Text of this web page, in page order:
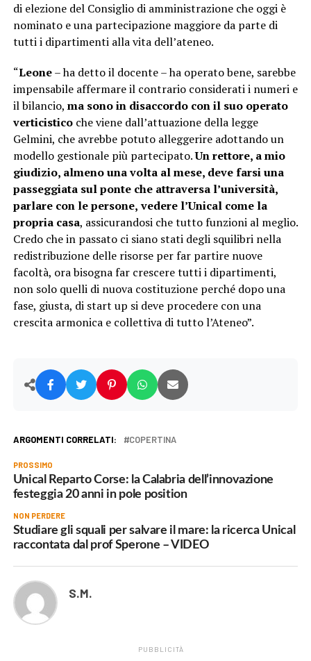
di elezione del Consiglio di amministrazione che oggi è
nominato e una partecipazione maggiore da parte di
tutti i dipartimenti alla vita dell’ateneo.
“Leone– ha detto il docente – ha operato bene, sarebbe
impensabile affermare il contrario considerati i numeri e
il bilancio, ma sono in disaccordo con il suo operato
verticisticoche viene dall’attuazione della legge
Gelmini, che avrebbe potuto alleggerire adottando un
modello gestionale più partecipato.Un rettore, a mio
giudizio, almeno una volta al mese, deve farsi una
passeggiata sul ponte che attraversa l’università,
parlare con le persone, vedere l’Unical come la
propria casa, assicurandosi che tutto funzioni al meglio.
Credo che in passato ci siano stati degli squilibri nella
redistribuzione delle risorse per far partire nuove
facoltà, ora bisogna far crescere tutti i dipartimenti,
non solo quelli di nuova costituzione perché dopo una
fase, giusta, di start up si deve procedere con una
crescita armonica e collettiva di tutto l’Ateneo”.
ARGOMENTI CORRELATI: COPERTINA
PROSSIMO
Unical Reparto Corse: la Calabria dell’innovazione
festeggia 20 anni in pole position
NON PERDERE
Studiare gli squali per salvare il mare: la ricerca Unical
raccontata dal prof Sperone – VIDEO
S.M.
PUBBLICITÀ